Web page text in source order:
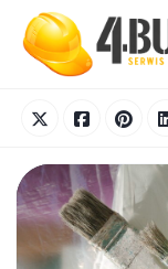
content